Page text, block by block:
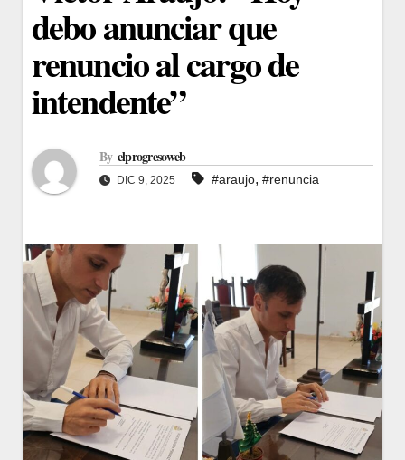
debo anunciar que
renuncio al cargo de
intendente”
By elprogresoweb
DIC 9, 2025 #araujo, #renuncia